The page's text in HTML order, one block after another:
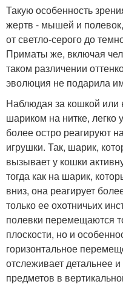
Такую особенность
жертв - мышей и
от светло-серого до
Приматы же, включая
таком различении
эволюция не подарила
Наблюдая за кошкой или
шариком на нитке, легко
более остро реагируют
игрушки. Так, шарик,
вызывает у кошки
тогда как на шарик,
вниз, она реагирует
только ее охотничьих
полевки перемещаются
плоскости, но и
горизонтальное
отслеживает детальнее
предметов в